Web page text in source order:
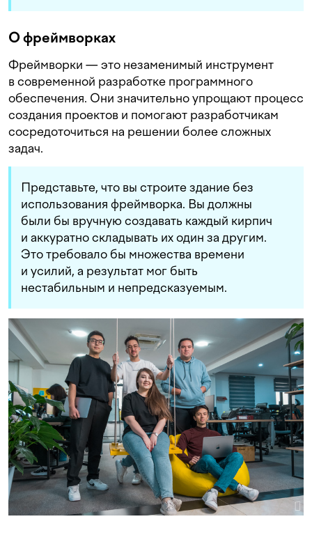
О фреймворках
Фреймворки — это незаменимый инструмент
в современной разработке программного
обеспечения. Они значительно упрощают процесс
создания проектов и помогают разработчикам
сосредоточиться на решении более сложных
задач.
Представьте, что вы строите здание без
использования фреймворка. Вы должны
были бы вручную создавать каждый кирпич
и аккуратно складывать их один за другим.
Это требовало бы множества времени
и усилий, а результат мог быть
нестабильным и непредсказуемым.